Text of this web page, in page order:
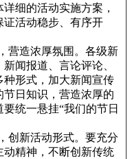
细的活动实施方案，
证活动稳步、有序开
造浓厚氛围。各级新
闻报道、言论评论、
形式，加大新闻宣传
日知识，营造浓厚的
统一悬挂“我们的节日
新活动形式。要充分
动精神，不断创新传统